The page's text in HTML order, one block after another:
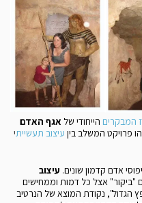
המבקרים הייחודי של אגף האדם
פרויקט המשלב בין עיצוב תעשייתי
אדם קדמון שונים. עיצוב
"ביקור" אצל כל דמות וממחישים
נקודת המוצא של הנרטיב